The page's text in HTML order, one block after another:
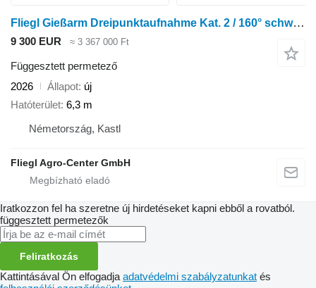
Fliegl Gießarm Dreipunktaufnahme Kat. 2 / 160° schwenkbar
9 300 EUR ≈ 3 367 000 Ft
Függesztett permetező
2026
Állapot új
Hatóterület 6,3 m
Németország, Kastl
Fliegl Agro-Center GmbH
Iratkozzon fel ha szeretne új hirdetéseket kapni ebből a rovatból.
függesztett permetezők
Feliratkozás
Kattintásával Ön elfogadja adatvédelmi szabályzatunkat és